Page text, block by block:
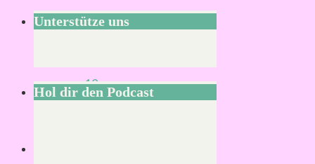
12.
finde
ich
Unterstütze uns
Hol dir den Podcast